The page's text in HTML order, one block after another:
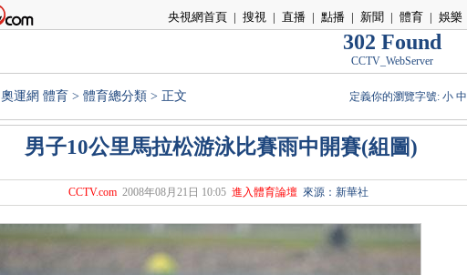
央視網首頁 | 搜視 | 直播 | 點播 | 新聞 | 體育 | 娛樂
302 Found
CCTV_WebServer
奧運網 體育 > 體育總分類 > 正文 定義你的瀏覽字號: 小 中
男子10公里馬拉松游泳比賽雨中開賽(組圖)
CCTV.com 2008年08月21日 10:05 進入體育論壇 來源：新華社